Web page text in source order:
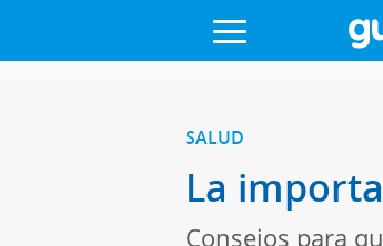
SALUD
La
Consejos para